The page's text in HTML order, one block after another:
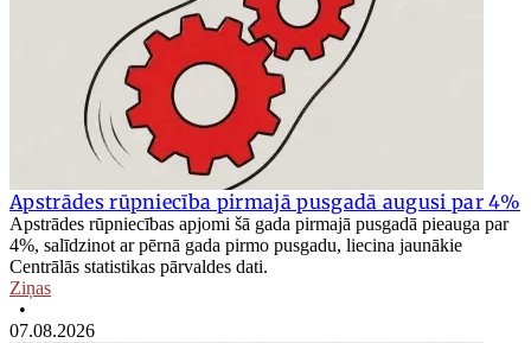
Apstrādes rūpniecība pirmajā pusgadā augusi par 4%
Apstrādes rūpniecības apjomi šā gada pirmajā pusgadā pieauga par
4%, salīdzinot ar pērnā gada pirmo pusgadu, liecina jaunākie
Centrālās statistikas pārvaldes dati.
Ziņas
•
07.08.2026